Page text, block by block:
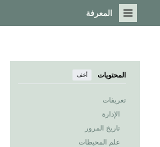
القائمة الرئيسية
المعرفة
المحتويات أخف
تعريفات
الإدارة
تاريخ المرور
علم المحيطات